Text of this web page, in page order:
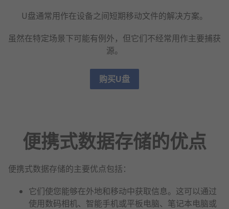
U盘通常用作在设备之间短期移动文件的解决方案。
虽然在特定场景下可能有例外，但它们不经常用作主要捕获
源。
购买U盘
便携式数据存储的优点
便携式数据存储的主要优点包括：
它们使您能够在外地和移动中获取信息。这可以通过
使用数码相机、智能手机或平板电脑、笔记本电脑或